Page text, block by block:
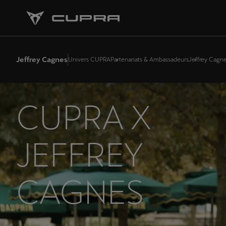
Jeffrey Cagnes Univers CUPRAPartenariats & AmbassadeursJeffrey
CUPRA X
JEFFREY
CAGNES